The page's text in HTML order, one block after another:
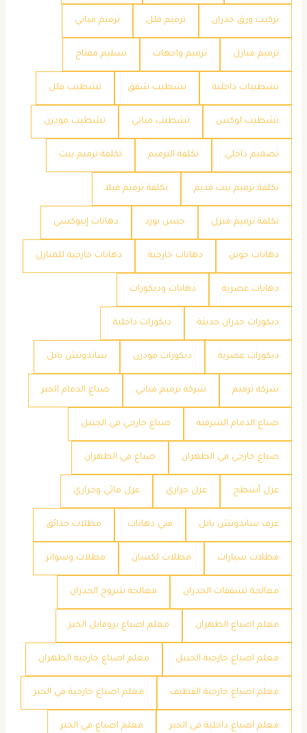
تركيب ورق جدران ترميم فلل ترميم مباني
ترميم منازل ترميم واجهات تسليم مفتاح
تشطيبات داخلية تشطيب شقق تشطيب فلل
تشطيب لوكس تشطيب مباني تشطيب مودرن
تصميم داخلي تكلفة الترميم تكلفة ترميم بيت
تكلفة ترميم بيت قديم تكلفة ترميم فيلا
تكلفة ترميم منزل جبس بورد دهانات إيبوكسي
دهانات جوتن دهانات خارجية دهانات خارجية للمنازل
دهانات عصرية دهانات وديكورات
ديكورات جدران حديثة ديكورات داخلية
ديكورات عصرية ديكورات مودرن ساندوتش بانل
شركة ترميم شركة ترميم مباني صباغ الدمام الخبر
صباغ الدمام الشرقية صباغ خارجي في الجبيل
صباغ خارجي في الظهران صباغ في الظهران
عزل أسطح عزل حراري عزل مائي وحراري
غرف ساندوتش بانل فني دهانات مظلات حدائق
مظلات سيارات مظلات لكسان مظلات وسواتر
معالجة تشققات الجدران معالجة شروخ الجدران
معلم اصباغ الظهران معلم اصباغ بروفايل الخبر
معلم اصباغ خارجية الجبيل معلم اصباغ خارجية الظهران
معلم اصباغ خارجية القطيف معلم اصباغ خارجية في الخبر
معلم اصباغ داخلية في الخبر معلم اصباغ في الخبر